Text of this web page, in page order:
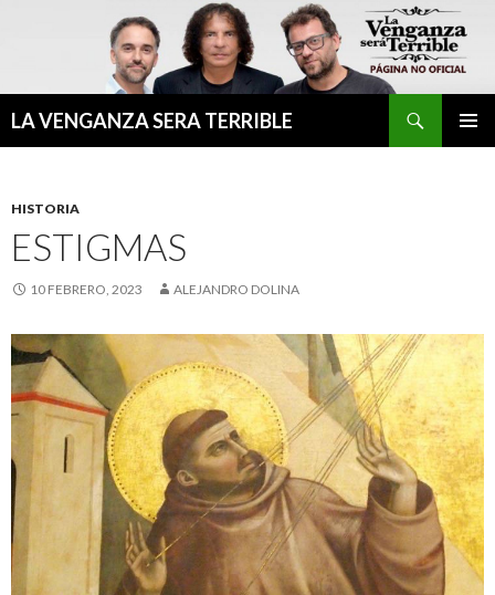
LA VENGANZA SERA TERRIBLE
HISTORIA
ESTIGMAS
10 FEBRERO, 2023 ALEJANDRO DOLINA